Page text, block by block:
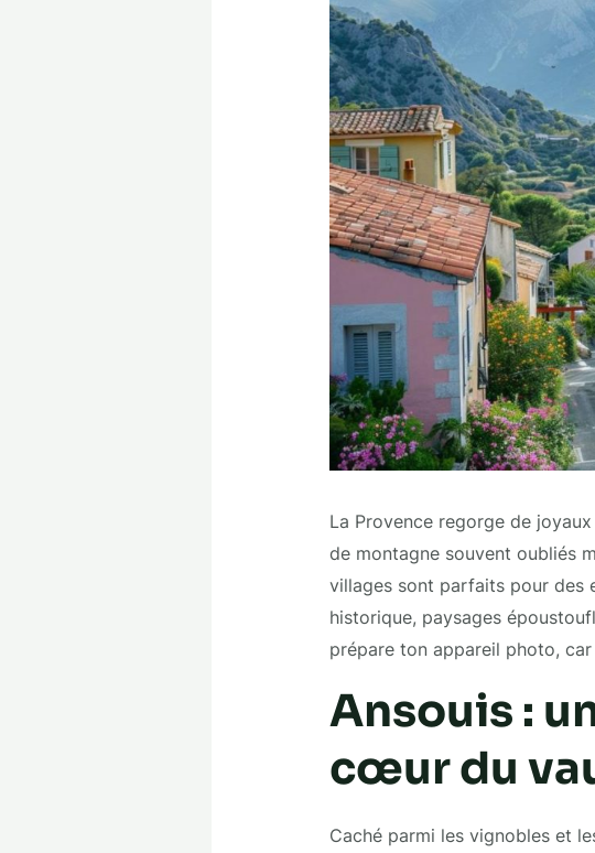
La Provence regorge de
de montagne souvent oubliés
villages sont parfaits pour des
historique, paysages
prépare ton appareil photo,
Ansouis :
cœur du
Caché parmi les vignobles et